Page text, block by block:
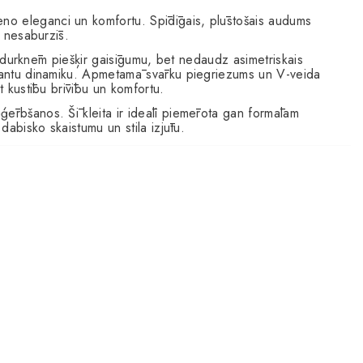
eleganci un komfortu. Spīdīgais, plūstošais audums
piešķir gaisīgumu, bet nedaudz asimetriskais
dinamiku. Apmetamā svārku piegriezums un V-veida
brīvību un komfortu.
Šī kleita ir ideāli piemērota gan formālam
skaistumu un stila izjūtu.